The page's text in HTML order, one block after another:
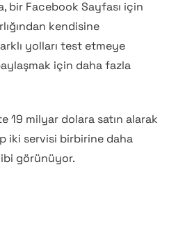
bir Facebook Sayfası için
kendisine
yolları test etmeye
için daha fazla
19 milyar dolara satın alarak
iki servisi birbirine daha
görünüyor.